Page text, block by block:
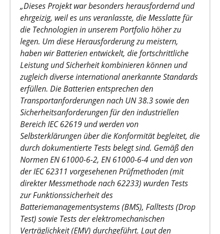
„Dieses Projekt war besonders herausfordernd und
ehrgeizig, weil es uns veranlasste, die Messlatte für
die Technologien in unserem Portfolio höher zu
legen. Um diese Herausforderung zu meistern,
haben wir Batterien entwickelt, die fortschrittliche
Leistung und Sicherheit kombinieren können und
zugleich diverse international anerkannte Standards
erfüllen. Die Batterien entsprechen den
Transportanforderungen nach UN 38.3 sowie den
Sicherheitsanforderungen für den industriellen
Bereich IEC 62619 und werden von
Selbsterklärungen über die Konformität begleitet, die
durch dokumentierte Tests belegt sind. Gemäß den
Normen EN 61000-6-2, EN 61000-6-4 und den von
der IEC 62311 vorgesehenen Prüfmethoden (mit
direkter Messmethode nach 62233) wurden Tests
zur Funktionssicherheit des
Batteriemanagementsystems (BMS), Falltests (Drop
Test) sowie Tests der elektromechanischen
Verträglichkeit (EMV) durchgeführt. Laut den